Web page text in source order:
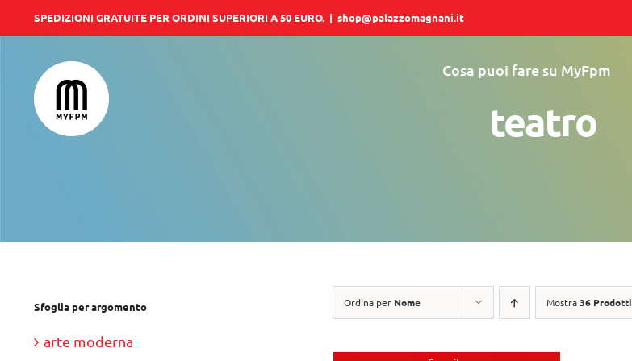
al
contenuto
SPEDIZIONI GRATUITE PER ORDINI SUPERIORI A 50 EURO. | shop@palazzomagnani.it
Cosa puoi fare su MyFpm
teatro
Ordina per Nome Mostra36 Prodotti
Sfoglia per argomento
arte moderna